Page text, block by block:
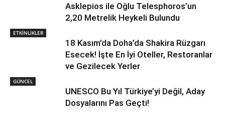
Asklepios ile Oğlu Telesphoros’un
2,20 Metrelik Heykeli Bulundu
ETKİNLİKLER
18 Kasım’da Doha’da Shakira Rüzgarı
Esecek! İşte En İyi Oteller, Restoranlar
ve Gezilecek Yerler
GÜNCEL
UNESCO Bu Yıl Türkiye’yi Değil, Aday
Dosyalarını Pas Geçti!